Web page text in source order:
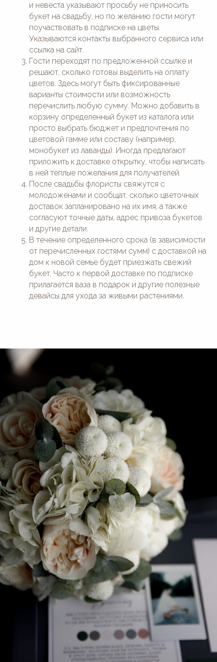
и невеста указывают просьбу не приносить
букет на свадьбу, но по желанию гости могут
поучаствовать в подписке на цветы.
Указываются контакты выбранного сервиса или
ссылка на сайт.
Гости переходят по предложенной ссылке и
решают, сколько готовы выделить на оплату
цветов. Здесь могут быть фиксированные
варианты стоимости или возможность
перечислить любую сумму. Можно добавить в
корзину определенный букет из каталога или
просто выбрать бюджет и предпочтения по
цветовой гамме или составу (например,
монобукет из лаванды). Иногда предлагают
приложить к доставке открытку, чтобы написать
в ней теплые пожелания для получателей.
После свадьбы флористы свяжутся с
молодоженами и сообщат, сколько цветочных
доставок запланировано на их имя, а также
согласуют точные даты, адрес привоза букетов
и другие детали.
В течение определенного срока (в зависимости
от перечисленных гостями сумм) с доставкой на
дом к новой семье будет приезжать свежий
букет. Часто к первой доставке по подписке
прилагается ваза в подарок и другие полезные
девайсы для ухода за живыми растениями.
Дом у озера